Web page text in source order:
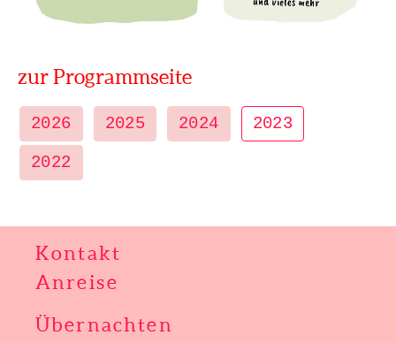
zur Programmseite
2026 2025 2024
2023
2022
Kontakt
Anreise
Übernachten